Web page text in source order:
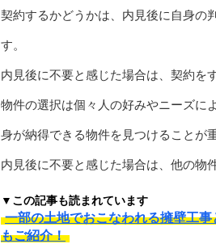
契約するかどうかは、内見後に自身の
す。
内見後に不要と感じた場合は、契約を
物件の選択は個々人の好みやニーズに
身が納得できる物件を見つけることが
内見後に不要と感じた場合は、他の物
▼この記事も読まれています
一部の土地でおこなわれる擁壁工
もご紹介！